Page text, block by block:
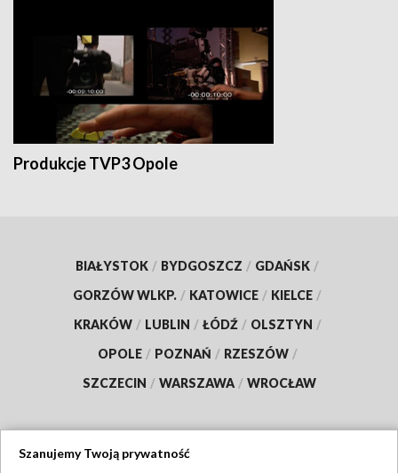
Produkcje TVP3 Opole
BIAŁYSTOK / BYDGOSZCZ / GDAŃSK /
GORZÓW WLKP. / KATOWICE / KIELCE /
KRAKÓW / LUBLIN / ŁÓDŹ / OLSZTYN /
OPOLE / POZNAŃ / RZESZÓW /
SZCZECIN / WARSZAWA / WROCŁAW
Szanujemy Twoją prywatność